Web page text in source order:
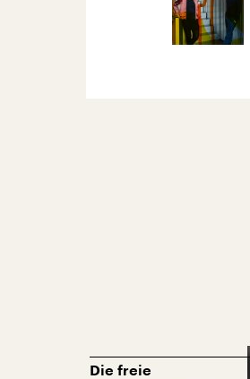
Die freie